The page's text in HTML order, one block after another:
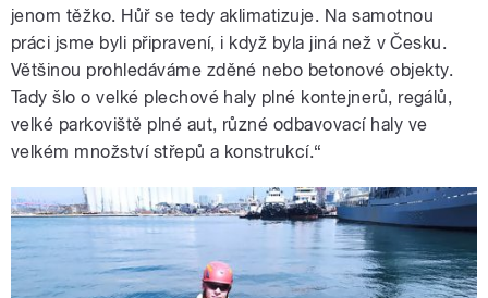
jenom těžko. Hůř se tedy aklimatizuje. Na samotnou
práci jsme byli připravení, i když byla jiná než v Česku.
Většinou prohledáváme zděné nebo betonové objekty.
Tady šlo o velké plechové haly plné kontejnerů, regálů,
velké parkoviště plné aut, různé odbavovací haly ve
velkém množství střepů a konstrukcí.“